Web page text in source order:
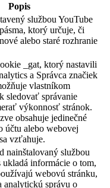
Popis
službou YouTube
ktorý určuje, či
alebo staré rozhranie
_gat, ktorý nastavili
a Správca značiek
vlastníkom
sledovať správanie
výkonnosť stránok.
obsahuje jedinečné
účtu alebo webovej
vzťahuje.
nainštalovaný službou
informácie o tom,
webovú stránku,
analytickú správu o